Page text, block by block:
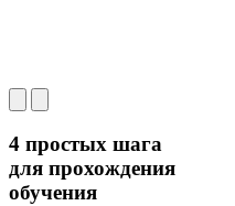
4 простых шага
для прохождения
обучения